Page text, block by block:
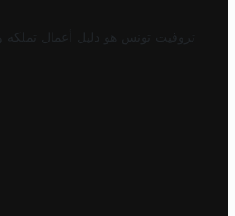
تروفيت تونس هو دليل أعمال تملكه